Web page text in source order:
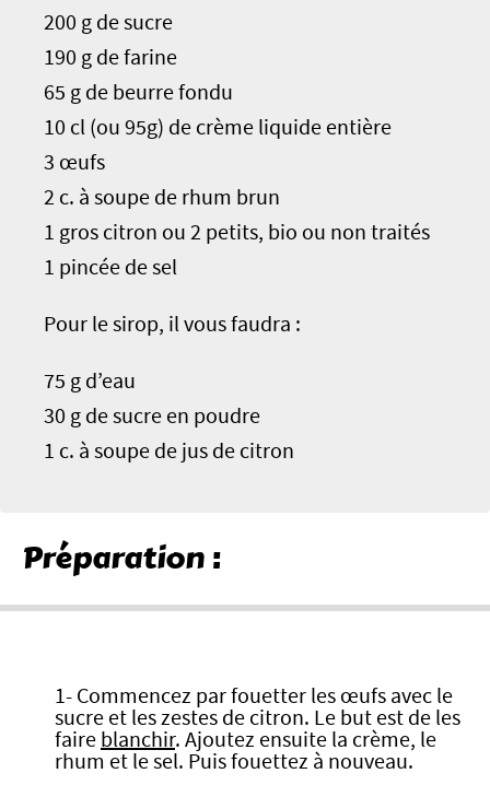
200 g de sucre
190 g de farine
65 g de beurre fondu
10 cl (ou 95g) de crème liquide entière
3 œufs
2 c. à soupe de rhum brun
1 gros citron ou 2 petits, bio ou non traités
1 pincée de sel
Pour le sirop, il vous faudra :
75 g d’eau
30 g de sucre en poudre
1 c. à soupe de jus de citron
Préparation :
1- Commencez par fouetter les œufs avec le
sucre et les zestes de citron. Le but est de les
faire blanchir. Ajoutez ensuite la crème, le
rhum et le sel. Puis fouettez à nouveau.